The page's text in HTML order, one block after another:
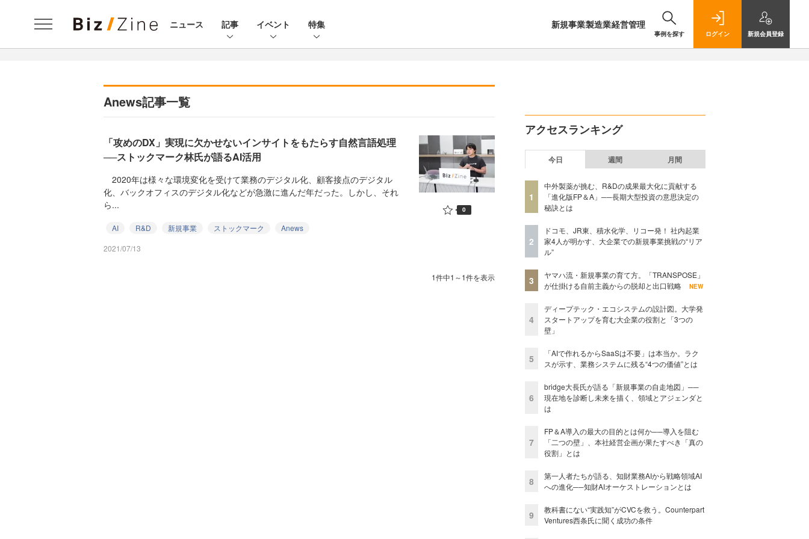
ニュース 記事 イベント 特集 新規事業製造業経営管理
事例を探す ログイン 新規会員登録
Anews記事一覧
「攻めのDX」実現に欠かせないインサイトをもたらす自然言語処理
──ストックマーク林氏が語るAI活用
2020年は様々な環境変化を受けて業務のデジタル化、顧客接点のデジタル
化、バックオフィスのデジタル化などが急激に進んだ年だった。しかし、それ
ら...
AI R&D 新規事業 ストックマーク
Anews
2021/07/13
0
1件中1～1件を表示
アクセスランキング
今日 週間 月間
1
中外製薬が挑む、R&Dの成果最大化に貢献する
「進化版FP＆A」──長期大型投資の意思決定の
秘訣とは
2
ドコモ、JR東、積水化学、リコー発！ 社内起業
家4人が明かす、大企業での新規事業挑戦の“リア
ル”
3
ヤマハ流・新規事業の育て方。「TRANSPOSE」
が仕掛ける自前主義からの脱却と出口戦略
NEW
4
ディープテック・エコシステムの設計図。大学発
スタートアップを育む大企業の役割と「3つの
壁」
5
「AIで作れるからSaaSは不要」は本当か。ラク
スが示す、業務システムに残る“4つの価値”とは
6
bridge大長氏が語る「新規事業の自走地図」──
現在地を診断し未来を描く、領域とアジェンダと
は
7
FP＆A導入の最大の目的とは何か──導入を阻む
「二つの壁」、本社経営企画が果たすべき「真の
役割」とは
8
第一人者たちが語る、知財業務AIから戦略領域AI
への進化──知財AIオーケストレーションとは
9
教科書にない“実践知”がCVCを救う。Counterpart
Ventures西条氏に聞く成功の条件